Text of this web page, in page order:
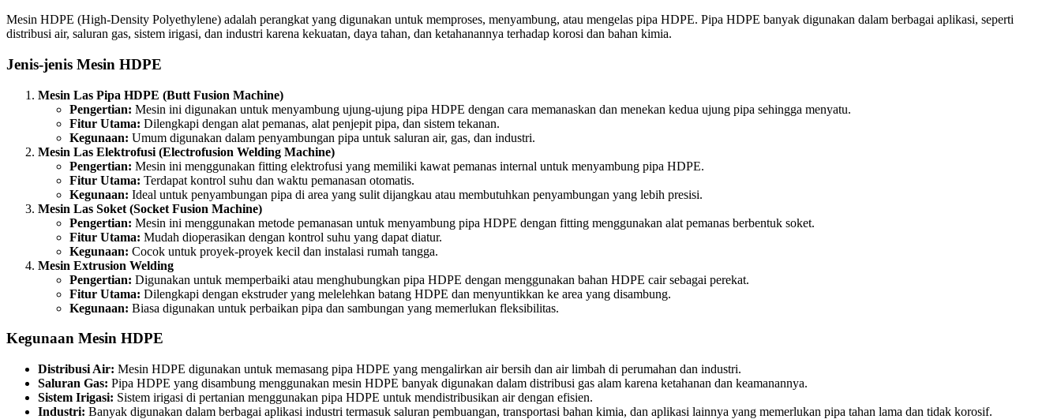
Mesin HDPE (High-Density Polyethylene) adalah perangkat yang digunakan untuk memproses, menyambung, atau mengelas pipa HDPE. Pipa HDPE banyak digunakan dalam berbagai aplikasi, seperti
distribusi air, saluran gas, sistem irigasi, dan industri karena kekuatan, daya tahan, dan ketahanannya terhadap korosi dan bahan kimia.
Jenis-jenis Mesin HDPE
Mesin Las Pipa HDPE (Butt Fusion Machine)
Pengertian: Mesin ini digunakan untuk menyambung ujung-ujung pipa HDPE dengan cara memanaskan dan menekan kedua ujung pipa sehingga menyatu.
Fitur Utama: Dilengkapi dengan alat pemanas, alat penjepit pipa, dan sistem tekanan.
Kegunaan: Umum digunakan dalam penyambungan pipa untuk saluran air, gas, dan industri.
Mesin Las Elektrofusi (Electrofusion Welding Machine)
Pengertian: Mesin ini menggunakan fitting elektrofusi yang memiliki kawat pemanas internal untuk menyambung pipa HDPE.
Fitur Utama: Terdapat kontrol suhu dan waktu pemanasan otomatis.
Kegunaan: Ideal untuk penyambungan pipa di area yang sulit dijangkau atau membutuhkan penyambungan yang lebih presisi.
Mesin Las Soket (Socket Fusion Machine)
Pengertian: Mesin ini menggunakan metode pemanasan untuk menyambung pipa HDPE dengan fitting menggunakan alat pemanas berbentuk soket.
Fitur Utama: Mudah dioperasikan dengan kontrol suhu yang dapat diatur.
Kegunaan: Cocok untuk proyek-proyek kecil dan instalasi rumah tangga.
Mesin Extrusion Welding
Pengertian: Digunakan untuk memperbaiki atau menghubungkan pipa HDPE dengan menggunakan bahan HDPE cair sebagai perekat.
Fitur Utama: Dilengkapi dengan ekstruder yang melelehkan batang HDPE dan menyuntikkan ke area yang disambung.
Kegunaan: Biasa digunakan untuk perbaikan pipa dan sambungan yang memerlukan fleksibilitas.
Kegunaan Mesin HDPE
Distribusi Air: Mesin HDPE digunakan untuk memasang pipa HDPE yang mengalirkan air bersih dan air limbah di perumahan dan industri.
Saluran Gas: Pipa HDPE yang disambung menggunakan mesin HDPE banyak digunakan dalam distribusi gas alam karena ketahanan dan keamanannya.
Sistem Irigasi: Sistem irigasi di pertanian menggunakan pipa HDPE untuk mendistribusikan air dengan efisien.
Industri: Banyak digunakan dalam berbagai aplikasi industri termasuk saluran pembuangan, transportasi bahan kimia, dan aplikasi lainnya yang memerlukan pipa tahan lama dan tidak korosif.